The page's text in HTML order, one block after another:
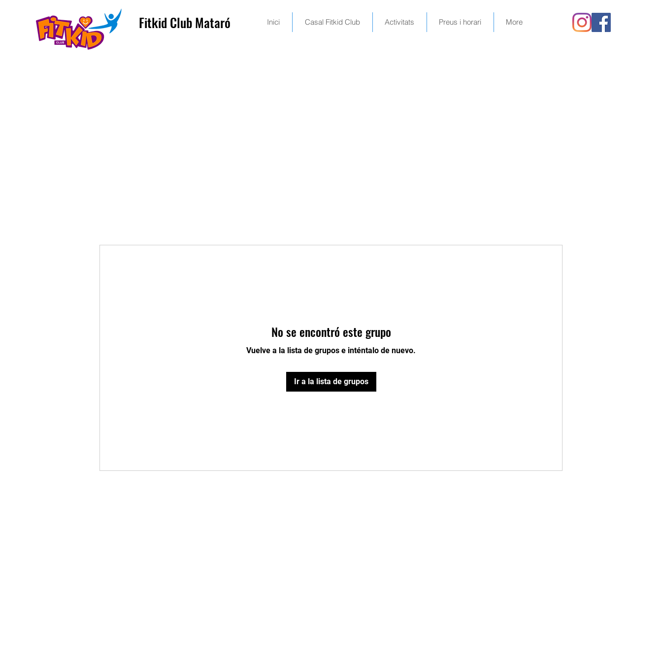
Inici Casal Fitkid Club Activitats Preus i horari More
Fitkid Club Mataró
No se encontró este grupo
Vuelve a la lista de grupos e inténtalo de nuevo.
Ir a la lista de grupos